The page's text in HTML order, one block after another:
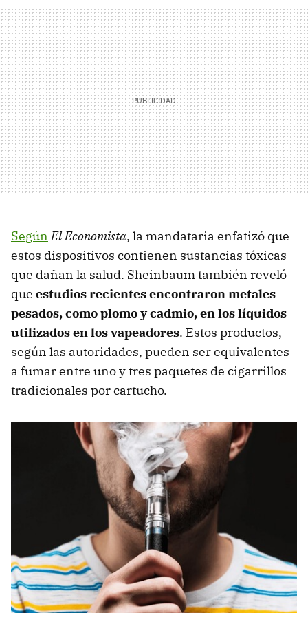
Según El Economista, la mandataria enfatizó que
estos dispositivos contienen sustancias tóxicas
que dañan la salud. Sheinbaum también reveló
que estudios recientes encontraron metales
pesados, como plomo y cadmio, en los líquidos
utilizados en los vapeadores. Estos productos,
según las autoridades, pueden ser equivalentes
a fumar entre uno y tres paquetes de cigarrillos
tradicionales por cartucho.